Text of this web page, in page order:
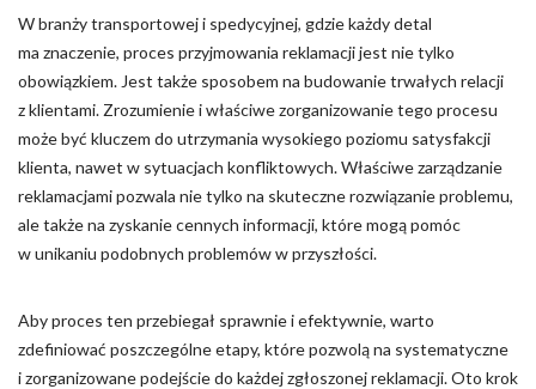
W branży transportowej i spedycyjnej, gdzie każdy detal
ma znaczenie, proces przyjmowania reklamacji jest nie tylko
obowiązkiem. Jest także sposobem na budowanie trwałych relacji
z klientami. Zrozumienie i właściwe zorganizowanie tego procesu
może być kluczem do utrzymania wysokiego poziomu satysfakcji
klienta, nawet w sytuacjach konfliktowych. Właściwe zarządzanie
reklamacjami pozwala nie tylko na skuteczne rozwiązanie problemu,
ale także na zyskanie cennych informacji, które mogą pomóc
w unikaniu podobnych problemów w przyszłości.
Aby proces ten przebiegał sprawnie i efektywnie, warto
zdefiniować poszczególne etapy, które pozwolą na systematyczne
i zorganizowane podejście do każdej zgłoszonej reklamacji. Oto krok